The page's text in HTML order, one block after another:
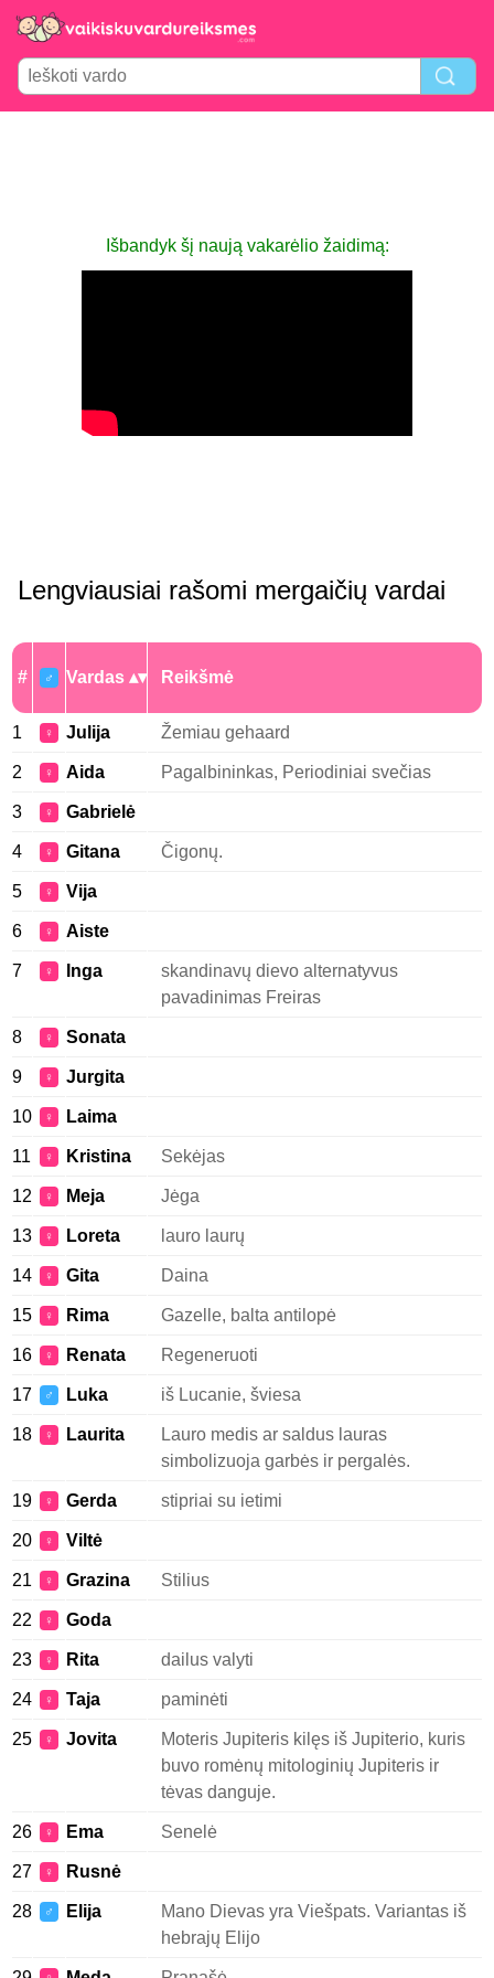
Išbandyk šį naują vakarėlio žaidimą:
Lengviausiai rašomi mergaičių vardai
# ♂ Vardas Reikšmė
1 ♀ Julija Žemiau gehaard
2 ♀ Aida Pagalbininkas, Periodiniai svečias
3 ♀ Gabrielė
4 ♀ Gitana Čigonų.
5 ♀ Vija
6 ♀ Aiste
7 ♀ Inga
skandinavų dievo alternatyvus
pavadinimas Freiras
8 ♀ Sonata
9 ♀ Jurgita
10 ♀ Laima
11 ♀ Kristina Sekėjas
12 ♀ Meja Jėga
13 ♀ Loreta lauro laurų
14 ♀ Gita Daina
15 ♀ Rima Gazelle, balta antilopė
16 ♀ Renata Regeneruoti
17 ♂ Luka iš Lucanie, šviesa
18 ♀ Laurita
Lauro medis ar saldus lauras
simbolizuoja garbės ir pergalės.
19 ♀ Gerda stipriai su ietimi
20 ♀ Viltė
21 ♀ Grazina Stilius
22 ♀ Goda
23 ♀ Rita dailus valyti
24 ♀ Taja paminėti
25 ♀ Jovita
Moteris Jupiteris kilęs iš Jupiterio, kuris
buvo romėnų mitologinių Jupiteris ir
tėvas danguje.
26 ♀ Ema Senelė
27 ♀ Rusnė
28 ♂ Elija
Mano Dievas yra Viešpats. Variantas iš
hebrajų Elijo